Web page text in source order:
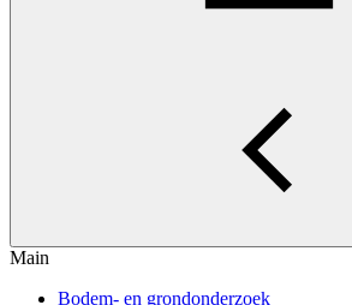
Main
Bodem- en grondonderzoek